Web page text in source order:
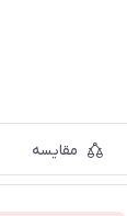
مقایسه